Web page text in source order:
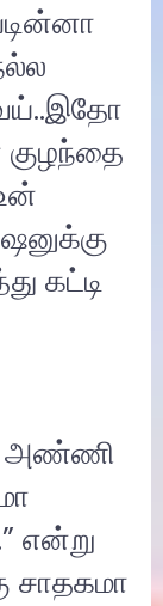
கட்டி
அண்ணி
என்று
சாதகமா